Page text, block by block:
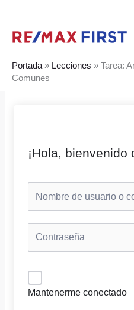
contenido
Portada » Lecciones » Tarea:
Comunes
¡Hola, bienvenido
Mantenerme conectado